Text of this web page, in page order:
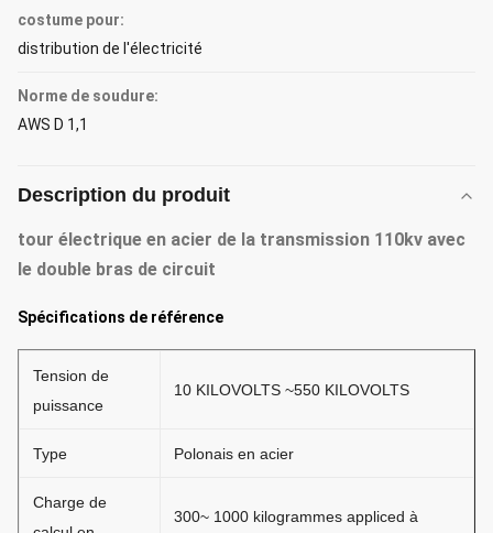
costume pour:
distribution de l'électricité
Norme de soudure:
AWS D 1,1
Description du produit
tour électrique en acier de la transmission 110kv avec
le double bras de circuit
Spécifications de référence
Tension de
puissance
10 KILOVOLTS ~550 KILOVOLTS
Type Polonais en acier
Charge de
300~ 1000 kilogrammes appliced à